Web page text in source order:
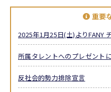
重要
2025年1月25日(土)よりFANY
所属タレントへのプレゼント
反社会的勢力排除宣言